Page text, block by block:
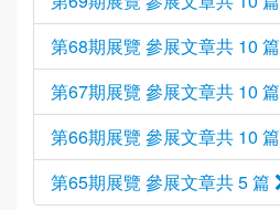
第68期展覽 參展文章共 10 篇
第67期展覽 參展文章共 10 篇
第66期展覽 參展文章共 10 篇
第65期展覽 參展文章共 5 篇